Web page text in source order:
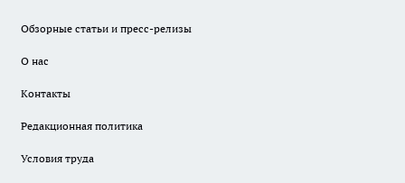
Обзорные статьи и пресс-релизы
О нас
Контакты
Редакционная политика
Условия труда